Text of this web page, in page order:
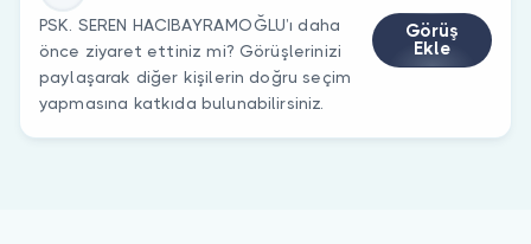
PSK. SEREN HACIBAYRAMOĞLU’ı daha
önce ziyaret ettiniz mi? Görüşlerinizi
paylaşarak diğer kişilerin doğru seçim
yapmasına katkıda bulunabilirsiniz.
Görüş
Ekle